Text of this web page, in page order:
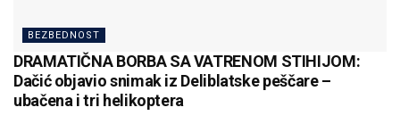
BEZBEDNOST
DRAMATIČNA BORBA SA VATRENOM STIHIJOM:
Dačić objavio snimak iz Deliblatske peščare –
ubačena i tri helikoptera